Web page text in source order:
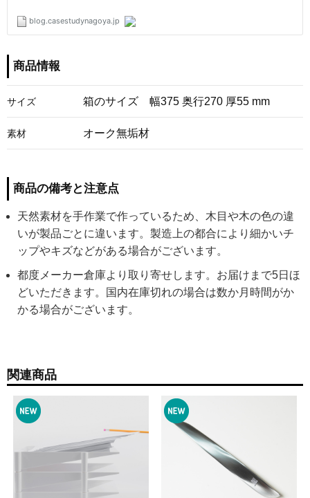
商品情報
サイズ 箱のサイズ 幅375 奥行270 厚55 mm
素材 オーク無垢材
商品の備考と注意点
天然素材を手作業で作っているため、木目や木の色の違
いが製品ごとに違います。製造上の都合により細かいチ
ップやキズなどがある場合がございます。
都度メーカー倉庫より取り寄せします。お届けまで5日ほ
どいただきます。国内在庫切れの場合は数か月時間がか
かる場合がございます。
関連商品